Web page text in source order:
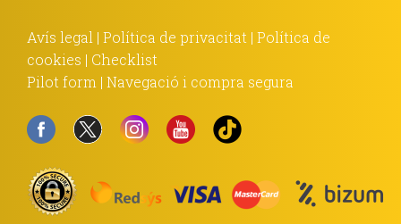
Avís legal | Política de privacitat | Política de
cookies | Checklist
Pilot form | Navegació i compra segura